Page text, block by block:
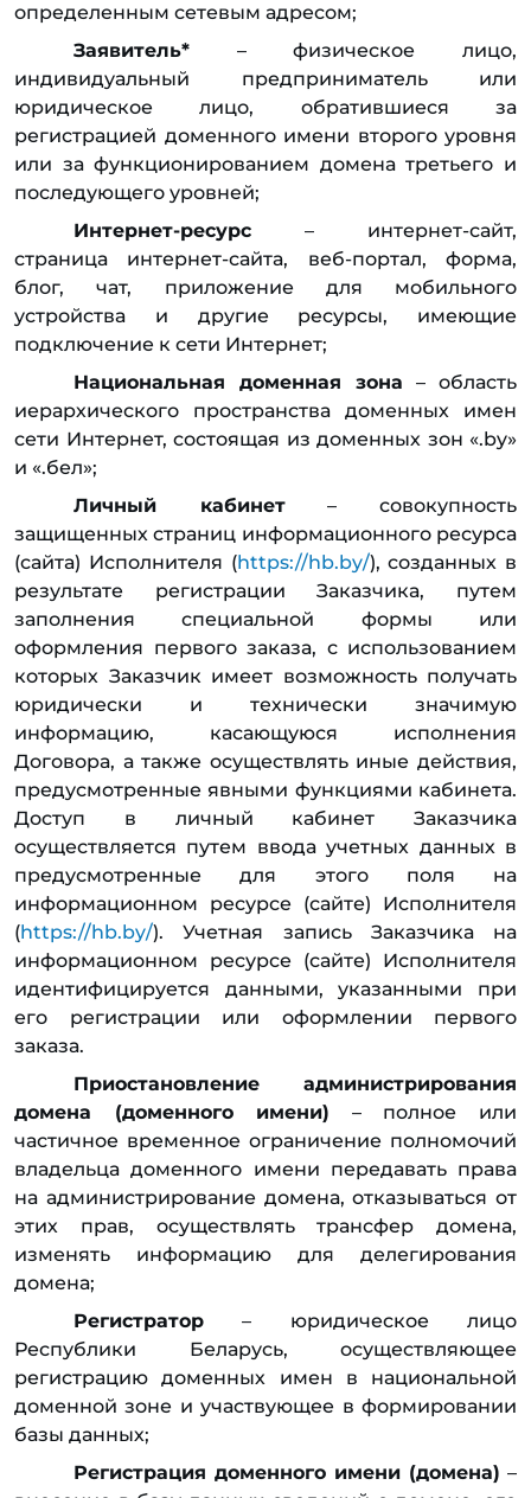
определенным сетевым адресом;
Заявитель* – физическое лицо,
индивидуальный предприниматель или
юридическое лицо, обратившиеся за
регистрацией доменного имени второго уровня
или за функционированием домена третьего и
последующего уровней;
Интернет-ресурс – интернет-сайт,
страница интернет-сайта, веб-портал, форма,
блог, чат, приложение для мобильного
устройства и другие ресурсы, имеющие
подключение к сети Интернет;
Национальная доменная зона – область
иерархического пространства доменных имен
сети Интернет, состоящая из доменных зон «.by»
и «.бел»;
Личный кабинет– совокупность
защищенных страниц информационного ресурса
(сайта) Исполнителя (https://hb.by/), созданных в
результате регистрации Заказчика, путем
заполнения специальной формы или
оформления первого заказа, с использованием
которых Заказчик имеет возможность получать
юридически и технически значимую
информацию, касающуюся исполнения
Договора, а также осуществлять иные действия,
предусмотренные явными функциями кабинета.
Доступ в личный кабинет Заказчика
осуществляется путем ввода учетных данных в
предусмотренные для этого поля на
информационном ресурсе (сайте) Исполнителя
(https://hb.by/). Учетная запись Заказчика на
информационном ресурсе (сайте) Исполнителя
идентифицируется данными, указанными при
его регистрации или оформлении первого
заказа.
Приостановление администрирования
домена (доменного имени) – полное или
частичное временное ограничение полномочий
владельца доменного имени передавать права
на администрирование домена, отказываться от
этих прав, осуществлять трансфер домена,
изменять информацию для делегирования
домена;
Регистратор – юридическое лицо
Республики Беларусь, осуществляющее
регистрацию доменных имен в национальной
доменной зоне и участвующее в формировании
базы данных;
Регистрация доменного имени (домена) –